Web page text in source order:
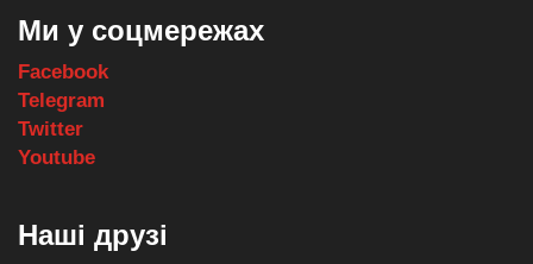
Ми у соцмережах
Facebook
Telegram
Twitter
Youtube
Наші друзі